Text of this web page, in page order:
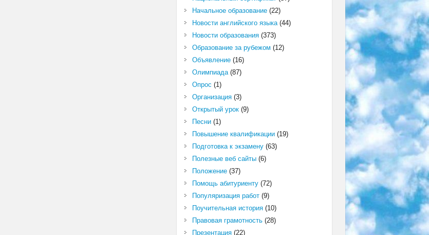
Начальное образование(22)
Новости английского языка(44)
Новости образования(373)
Образование за рубежом (12)
Объявление(16)
Олимпиада(87)
Опрос (1)
Организация(3)
Открытый урок(9)
Песни(1)
Повышение квалификации(19)
Подготовка к экзамену(63)
Полезные веб сайты(6)
Положение(37)
Помощь абитуриенту(72)
Популяризация работ(9)
Поучительная история(10)
Правовая грамотность(28)
Презентация(22)